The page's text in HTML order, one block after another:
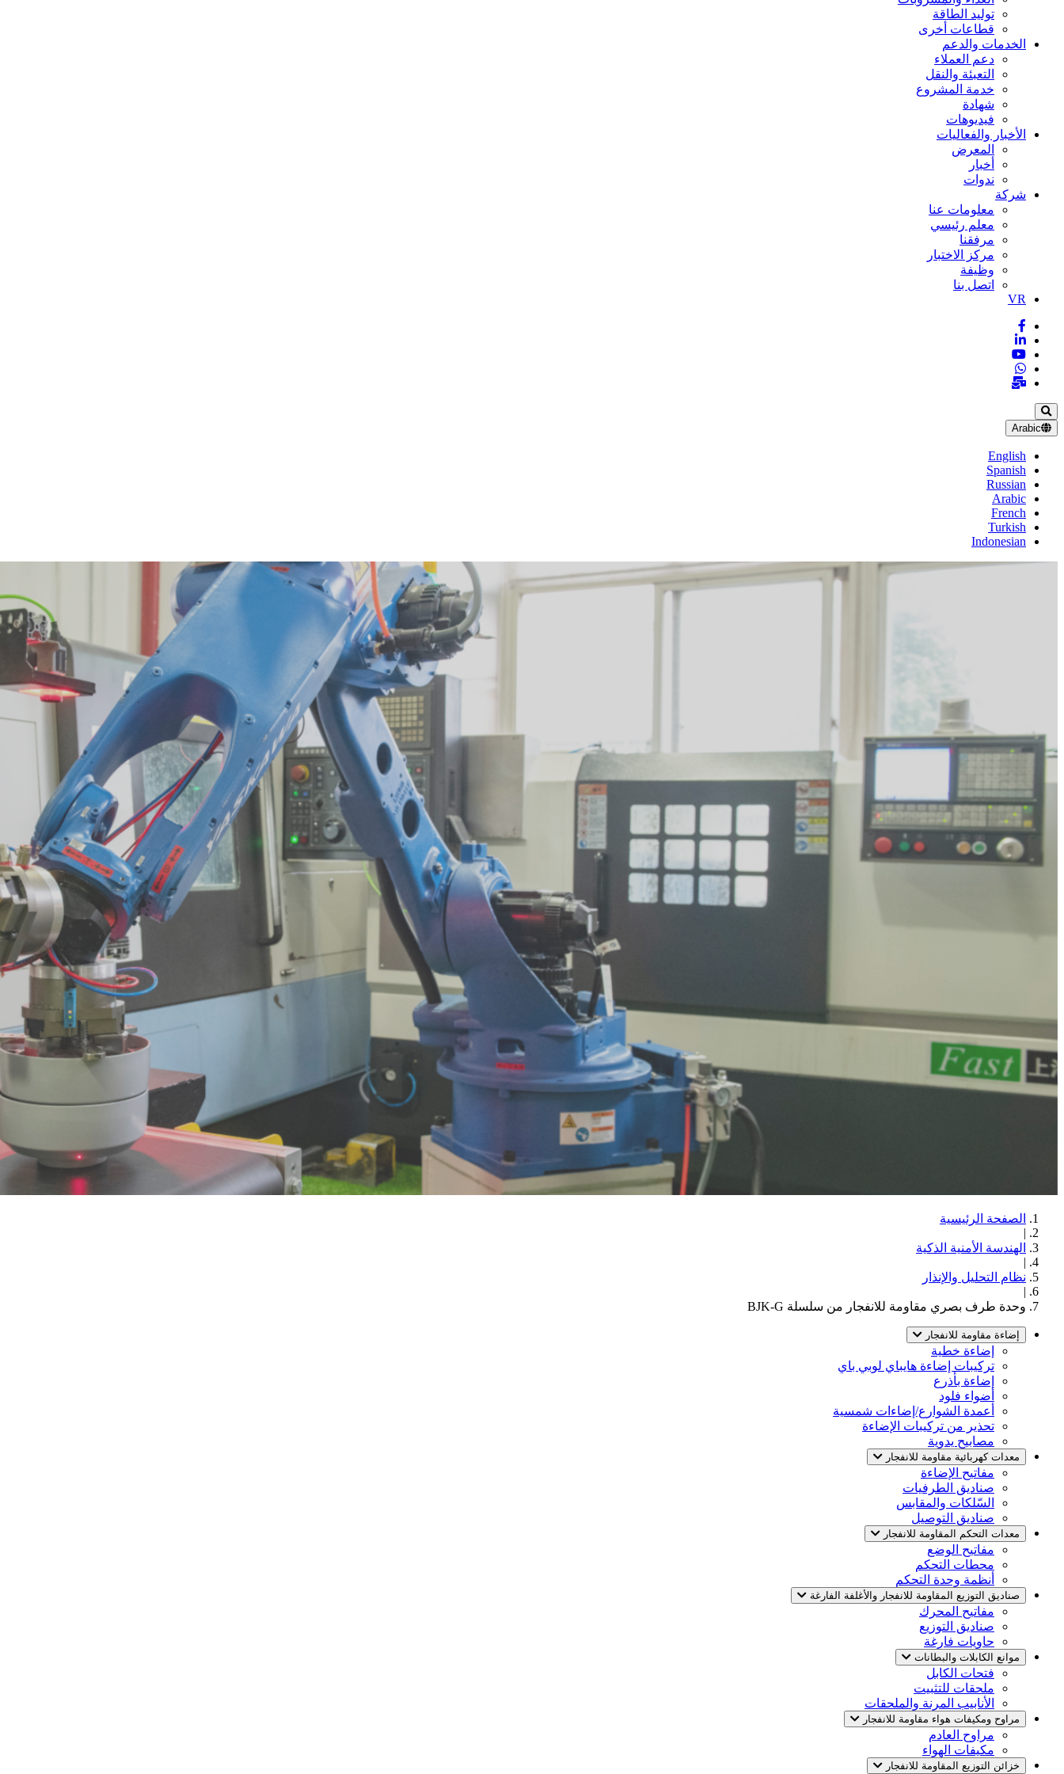
توليد الطاقة
قطاعات أخرى
الخدمات والدعم
دعم العملاء
التعبئة والنقل
خدمة المشروع
شهادة
فيديوهات
الأخبار والفعاليات
المعرض
أخبار
ندوات
شركة
معلومات عنا
معلم رئيسي
مرفقنا
مركز الاختبار
وظيفة
اتصل بنا
VR
Arabic
English
Spanish
Russian
Arabic
French
Turkish
Indonesian
الصفحة الرئيسية
|
الهندسة الأمنية الذكية
|
نظام التحليل والإنذار
|
وحدة طرف بصري مقاومة للانفجار من سلسلة BJK-G
إضاءة مقاومة للانفجار
إضاءة خطية
تركيبات إضاءة هايباي لوبي باي
إضاءة بأذرع
أضواء فلود
أعمدة الشوارع/إضاءات شمسية
تحذير من تركيبات الإضاءة
مصابيح يدوية
معدات كهربائية مقاومة للانفجار
مفاتيح الإضاءة
صناديق الطرفيات
السّلكات والمقابس
صناديق التوصيل
معدات التحكم المقاومة للانفجار
مفاتيح الوضع
محطات التحكم
أنظمة وحدة التحكم
صناديق التوزيع المقاومة للانفجار والأغلفة الفارغة
مفاتيح المحرك
صناديق التوزيع
حاويات فارغة
موانع الكابلات والبطانات
فتحات الكابل
ملحقات للتثبيت
الأنابيب المرنة والملحقات
مراوح ومكيفات هواء مقاومة للانفجار
مراوح العادم
مكيفات الهواء
خزائن التوزيع المقاومة للانفجار